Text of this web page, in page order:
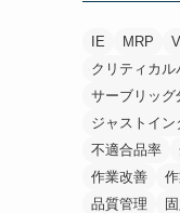
IE MRP
クリティカル
サーブリッグ
ジャストイン
不適合品率
作業改善
品質管理